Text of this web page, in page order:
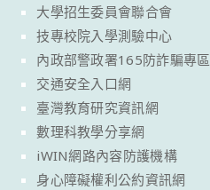
大學招生委員會聯合會
技專校院入學測驗中心
內政部警政署165防詐騙專區
交通安全入口網
臺灣教育研究資訊網
數理科教學分享網
iWIN網路內容防護機構
身心障礙權利公約資訊網